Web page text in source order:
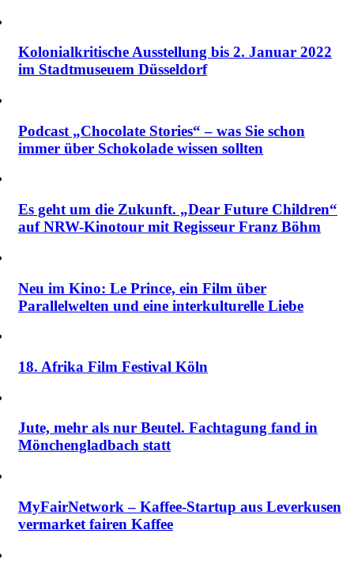
Kolonialkritische Ausstellung bis 2. Januar 2022
im Stadtmuseuem Düsseldorf
Podcast „Chocolate Stories“ – was Sie schon
immer über Schokolade wissen sollten
Es geht um die Zukunft. „Dear Future Children“
auf NRW-Kinotour mit Regisseur Franz Böhm
Neu im Kino: Le Prince, ein Film über
Parallelwelten und eine interkulturelle Liebe
18. Afrika Film Festival Köln
Jute, mehr als nur Beutel. Fachtagung fand in
Mönchengladbach statt
MyFairNetwork – Kaffee-Startup aus Leverkusen
vermarket fairen Kaffee